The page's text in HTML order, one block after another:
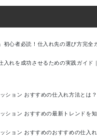
初心者必読！仕入れ先の選び方完全
入れを成功させるための実践ガイド
ション おすすめの仕入れ方法とは？
ション おすすめの最新トレンドを
ション おすすめのおすすめの仕入